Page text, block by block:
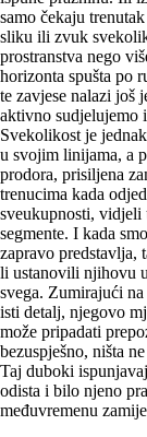
samo čekaju
sliku ili zvuk
prostranstva nego
horizonta spušta po
te zavjese nalazi još
aktivno sudjelujemo
Svekolikost je
u svojim linijama, a
prodora, prisiljena
trenucima kada
sveukupnosti, vidjeli
segmente. I kada
zapravo predstavlja,
li ustanovili njihovu
svega. Zumirajući
isti detalj, njegovo
može pripadati
bezuspješno, ništa
Taj duboki
odista i bilo njeno
međuvremenu